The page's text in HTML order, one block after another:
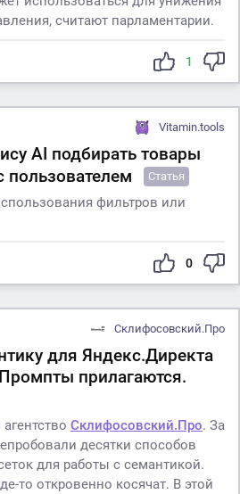
считают парламентарии.
1
Vitamin.tools
AI подбирать товары
пользователем
Статья
фильтров или
0
Склифосовский.Про
для Яндекс.Директа
прилагаются.
Склифосовский.Про. За
десятки способов
для работы с семантикой.
то откровенно косячат. В этой